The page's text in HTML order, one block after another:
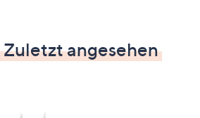
Zuletzt angesehen